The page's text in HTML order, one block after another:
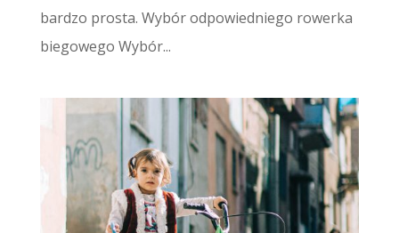
bardzo prosta. Wybór odpowiedniego rowerka
biegowego Wybór...